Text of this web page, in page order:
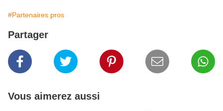
#Partenaires pros
Partager
Vous aimerez aussi